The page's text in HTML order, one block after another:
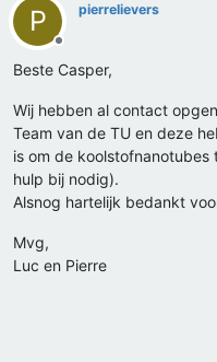
P
Offline
pierrelievers
Beste Casper,
Wij hebben al contact
Team van de TU en deze
is om de
hulp bij nodig).
Alsnog hartelijk bedankt
Mvg,
Luc en Pierre